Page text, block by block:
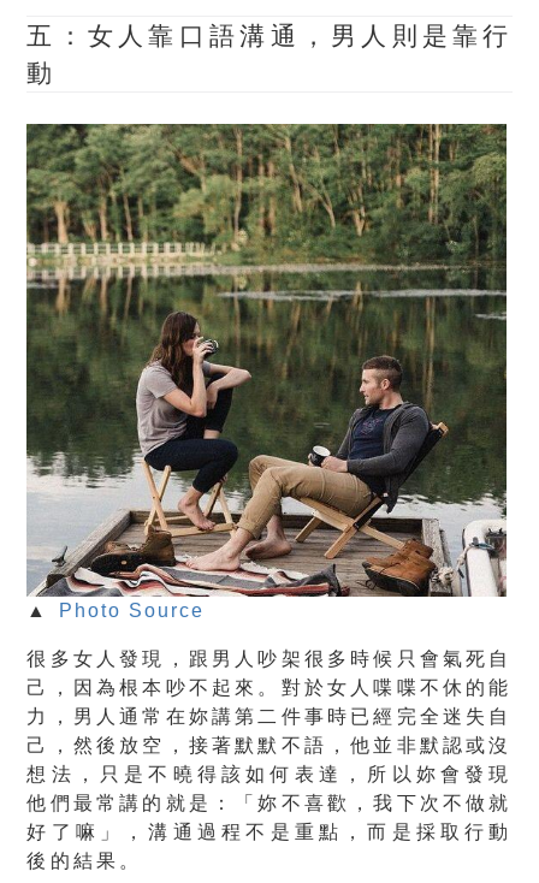
五：女人靠口語溝通，男人則是靠行
動
▲ Photo Source
很多女人發現，跟男人吵架很多時候只會氣死自
己，因為根本吵不起來。對於女人喋喋不休的能
力，男人通常在妳講第二件事時已經完全迷失自
己，然後放空，接著默默不語，他並非默認或沒
想法，只是不曉得該如何表達，所以妳會發現
他們最常講的就是：「妳不喜歡，我下次不做就
好了嘛」
，溝通過程不是重點，而是採取行動
後的結果。